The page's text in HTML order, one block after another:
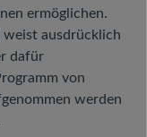
ermöglichen.
weist ausdrücklich
dafür
von
werden